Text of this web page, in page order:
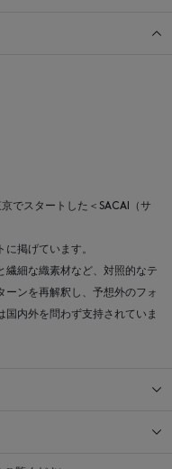
でスタートした＜SACAI（サ
に掲げています。
繊細な織素材など、対照的なテ
ーンを再解釈し、予想外のフォ
国内外を問わず支持されていま